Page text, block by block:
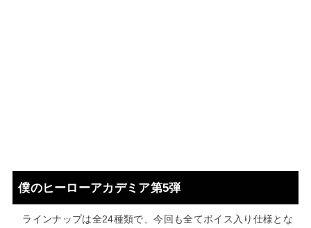
僕のヒーローアカデミア第5弾
ラインナップは全24種類で、今回も全てボイス入り仕様とな